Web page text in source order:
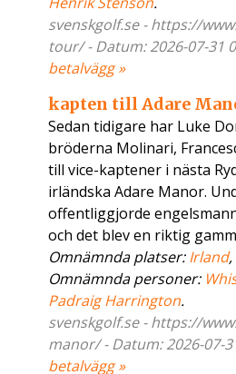
svenskgolf.se - https://
tour/ - Datum: 2026-07-31
betalvägg »
kapten till Adare
Sedan tidigare har Luke
bröderna Molinari,
till vice-kaptener i nästa
irländska Adare Manor.
offentliggjorde
och det blev en riktig
Omnämnda platser:Irland,
Omnämnda personer:
Padraig Harrington.
svenskgolf.se - https://
manor/ - Datum: 2026-07-
betalvägg »